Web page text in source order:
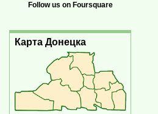
Follow us on Foursquare
Карта Донецка